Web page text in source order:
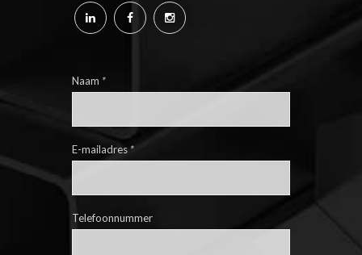
Naam *
E-mailadres *
Telefoonnummer